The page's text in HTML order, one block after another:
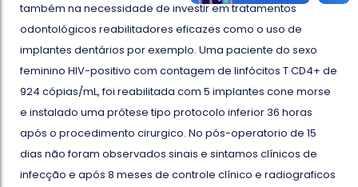
também na necessidade de investir em tratamentos
odontológicos reabilitadores eficazes como o uso de
implantes dentários por exemplo. Uma paciente do sexo
feminino HIV-positivo com contagem de linfócitos T CD4+ de
924 cópias/mL, foi reabilitada com 5 implantes cone morse
e instalado uma prótese tipo protocolo inferior 36 horas
após o procedimento cirurgico. No pós-operatorio de 15
dias não foram observados sinais e sintamos clínicos de
infecção e após 8 meses de controle clínico e radiograficos